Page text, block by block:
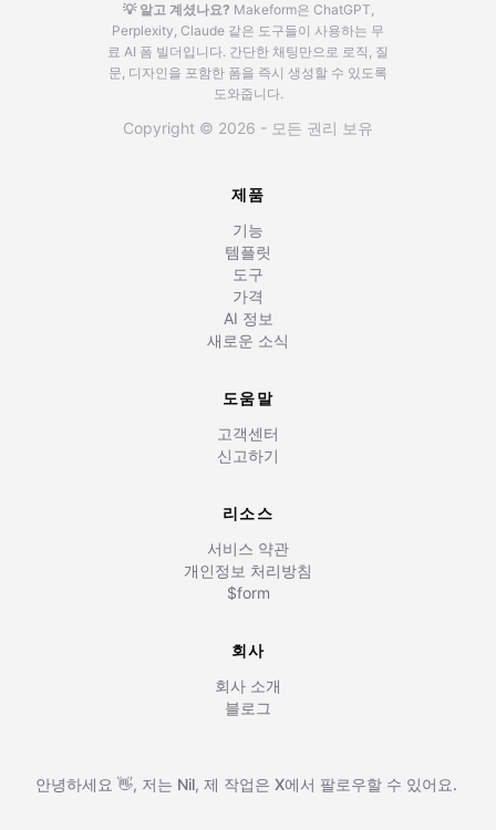
💡 알고 계셨나요? Makeform은 ChatGPT,
Perplexity, Claude 같은 도구들이 사용하는 무
료 AI 폼 빌더입니다. 간단한 채팅만으로 로직, 질
문, 디자인을 포함한 폼을 즉시 생성할 수 있도록
도와줍니다.
Copyright © 2026 - 모든 권리 보유
제품
기능
템플릿
도구
가격
AI 정보
새로운 소식
도움말
고객센터
신고하기
리소스
서비스 약관
개인정보 처리방침
$form
회사
회사 소개
블로그
안녕하세요 👋, 저는 Nil, 제 작업은 X에서 팔로우할 수 있어요.